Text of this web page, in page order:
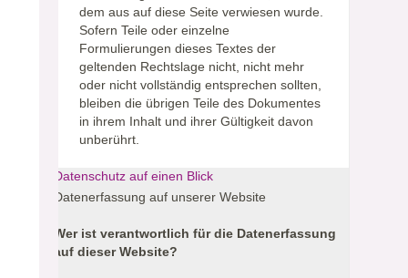
dem aus auf diese Seite verwiesen wurde.
Sofern Teile oder einzelne
Formulierungen dieses Textes der
geltenden Rechtslage nicht, nicht mehr
oder nicht vollständig entsprechen sollten,
bleiben die übrigen Teile des Dokumentes
in ihrem Inhalt und ihrer Gültigkeit davon
unberührt.
Datenschutz auf einen Blick
Datenerfassung auf unserer Website
Wer ist verantwortlich für die Datenerfassung
auf dieser Website?